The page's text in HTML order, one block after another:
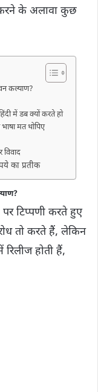
करने के अलावा कुछ
कल्याण?
में डब क्‍यों करते हो
मत थोपिए
का प्रतीक
पर टिप्पणी करते हुए
तो करते हैं, लेकिन
होती हैं,